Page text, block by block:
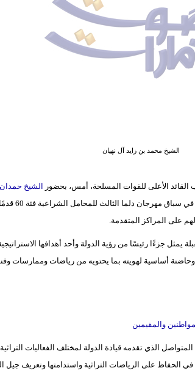
الشيخ محمد بن زايد آل نهيان
القائد الأعلى للقوات المسلحة، أمس، بحضور الشيخ حمدان
أبوظبي في منطقة
على المراكز المتقدمة.
يمثل جزءًا رئيسًا من رؤية الدولة وأحد أهدافها
وحاضنة أساسية لهويته بما يحتويه من رياضات وممارسات
والمقيمين
الذي تقدمه قيادة الدولة لمختلف الفعاليات
في الحفاظ على الرياضات التراثية واستدامتها وتعريف جيل